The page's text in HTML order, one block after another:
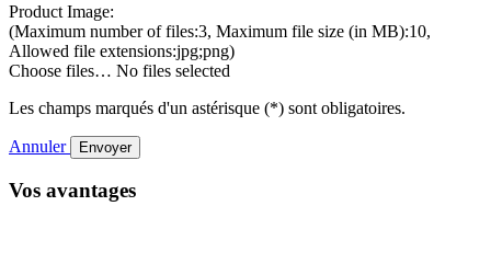
Product Image:
(Maximum number of files:3, Maximum file size (in MB):10,
Allowed file extensions:jpg;png)
Choose files… No files selected
Les champs marqués d'un astérisque (*) sont obligatoires.
Annuler Envoyer
Vos avantages